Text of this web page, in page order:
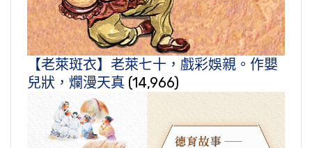
【老萊斑衣】老萊七十，戲彩娛親。作嬰
兒狀，爛漫天真 (14,966)